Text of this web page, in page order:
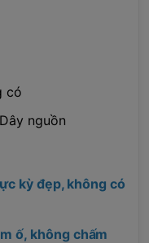
có
nguồn
kỳ đẹp, không có
ố, không chấm